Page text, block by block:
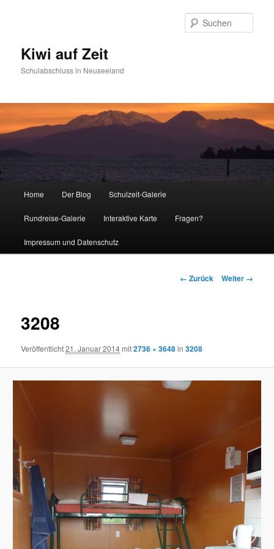
Kiwi auf Zeit
Schulabschluss in Neuseeland
Zum Inhalt wechseln
Zum sekundären Inhalt wechseln
Home Der Blog Schulzeit-Galerie
Rundreise-Galerie Interaktive Karte Fragen?
Impressum und Datenschutz
Bilder-Navigation
← Zurück Weiter →
3208
Veröffentlicht21. Januar 2014mit2736 × 3648in3208